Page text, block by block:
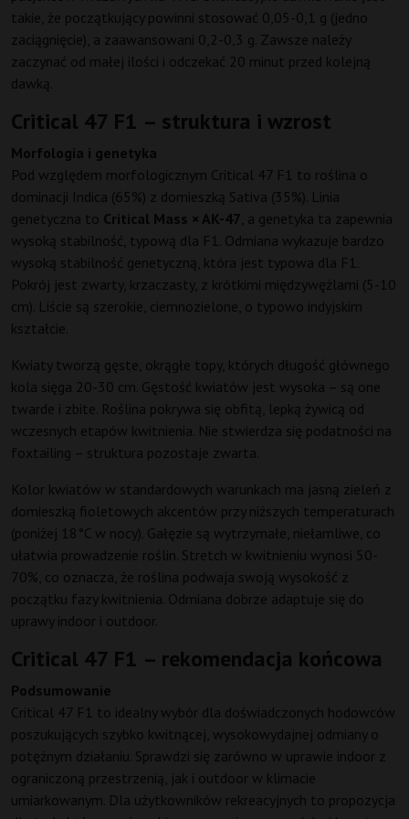
takie, że początkujący powinni stosować 0,05-0,1 g (jedno
zaciągnięcie), a zaawansowani 0,2-0,3 g. Zawsze należy
zaczynać od małej ilości i odczekać 20 minut przed kolejną
dawką.
Critical 47 F1 – struktura i wzrost
Morfologia i genetyka
Pod względem morfologicznym Critical 47 F1 to roślina o
dominacji Indica (65%) z domieszką Sativa (35%). Linia
genetyczna to Critical Mass × AK-47 , a genetyka ta zapewnia
wysoką stabilność, typową dla F1. Odmiana wykazuje bardzo
wysoką stabilność genetyczną, która jest typowa dla F1.
Pokrój jest zwarty, krzaczasty, z krótkimi międzywęźlami (5-10
cm). Liście są szerokie, ciemnozielone, o typowo indyjskim
kształcie.
Kwiaty tworzą gęste, okrągłe topy, których długość głównego
kola sięga 20-30 cm. Gęstość kwiatów jest wysoka – są one
twarde i zbite. Roślina pokrywa się obfitą, lepką żywicą od
wczesnych etapów kwitnienia. Nie stwierdza się podatności na
foxtailing – struktura pozostaje zwarta.
Kolor kwiatów w standardowych warunkach ma jasną zieleń z
domieszką fioletowych akcentów przy niższych temperaturach
(poniżej 18°C w nocy). Gałęzie są wytrzymałe, niełamliwe, co
ułatwia prowadzenie roślin. Stretch w kwitnieniu wynosi 50-
70%, co oznacza, że roślina podwaja swoją wysokość z
początku fazy kwitnienia. Odmiana dobrze adaptuje się do
uprawy indoor i outdoor.
Critical 47 F1 – rekomendacja końcowa
Podsumowanie
Critical 47 F1 to idealny wybór dla doświadczonych hodowców
poszukujących szybko kwitnącej, wysokowydajnej odmiany o
potężnym działaniu. Sprawdzi się zarówno w uprawie indoor z
ograniczoną przestrzenią, jak i outdoor w klimacie
umiarkowanym. Dla użytkowników rekreacyjnych to propozycja